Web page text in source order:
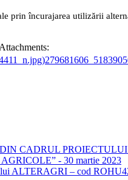
încurajarea utilizării
Attachments:
CADRUL
- 30 martie 2023
ALTERAGRI – cod